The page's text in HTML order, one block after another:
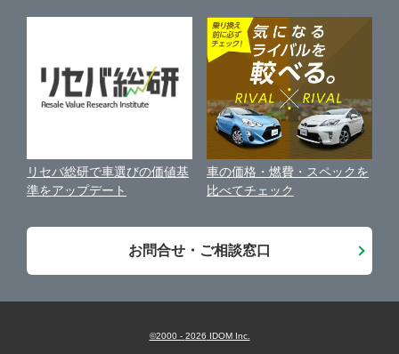
近くのお店で車を探す
保険代理店業務に関する基本方針
古物営業法に基づく表示
お客様の声
会社案内
リセバ総研で車選びの価値基
準をアップデート
車の価格・燃費・スペックを
比べてチェック
お問合せ・ご相談窓口
©2000 - 2026 IDOM Inc.